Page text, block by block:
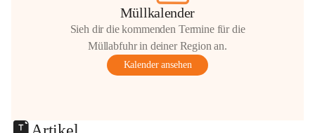
Müllkalender
Sieh dir die kommenden Termine für die
Müllabfuhr in deiner Region an.
Kalender ansehen